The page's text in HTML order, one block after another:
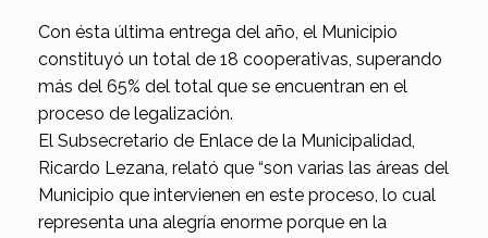
Con ésta última entrega del año, el Municipio
constituyó un total de 18 cooperativas, superando
más del 65% del total que se encuentran en el
proceso de legalización.
El Subsecretario de Enlace de la Municipalidad,
Ricardo Lezana, relató que “son varias las áreas del
Municipio que intervienen en este proceso, lo cual
representa una alegría enorme porque en la